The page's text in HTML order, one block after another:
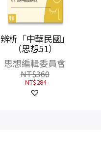
辨析「中華民國」
（思想51）
思想編輯委員會
NT$360
NT$284